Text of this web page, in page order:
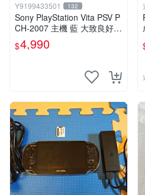
Y9199433501 132
Sony PlayStation Vita PSV P
CH-2007 主機 藍 大致良好
送絕版YAMATO保殼
$4,990